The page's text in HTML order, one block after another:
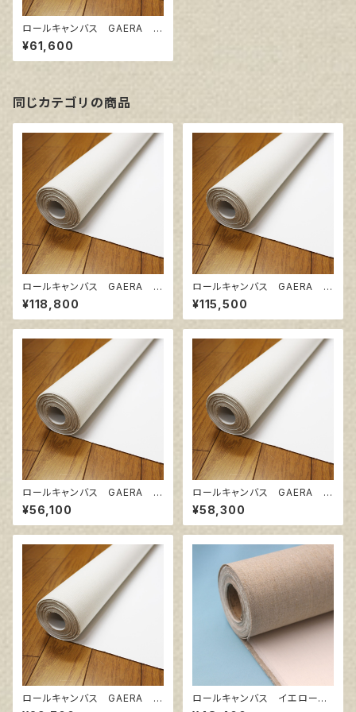
ロールキャンバス GAERA B
A 206㎝巾×5m巻
¥61,600
同じカテゴリの商品
ロールキャンバス GAERA B
A 206㎝巾×10m巻
¥118,800
ロールキャンバス GAERA F
206㎝巾×10m巻
¥115,500
ロールキャンバス GAERA F
145㎝巾×10m巻
¥56,100
ロールキャンバス GAERA F
206㎝巾×5m巻
¥58,300
ロールキャンバス GAERA F
ロールキャンバス イエロー 1